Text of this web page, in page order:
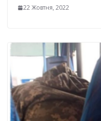
22 Жовтня, 2022